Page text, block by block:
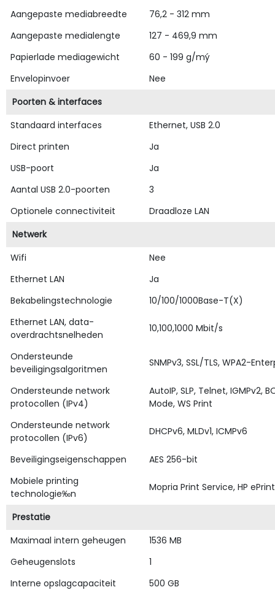
Aangepaste mediabreedte
76,2 - 312 mm
Aangepaste medialengte
127 - 469,9 mm
Papierlade mediagewicht
60 - 199 g/mý
Envelopinvoer
Nee
Poorten & interfaces
Standaard interfaces
Ethernet, USB 2.0
Direct printen
Ja
USB-poort
Ja
Aantal USB 2.0-poorten
3
Optionele connectiviteit
Draadloze LAN
Netwerk
Wifi
Nee
Ethernet LAN
Ja
Bekabelingstechnologie
10/100/1000Base-T(X)
Ethernet LAN, data-
overdrachtsnelheden
10,100,1000 Mbit/s
Ondersteunde
beveiligingsalgoritmen
SNMPv3, SSL/TLS, WPA2-
Ondersteunde network
protocollen (IPv4)
AutoIP, SLP, Telnet, IGMPv2,
Mode, WS Print
Ondersteunde network
protocollen (IPv6)
DHCPv6, MLDv1, ICMPv6
Beveiligingseigenschappen
AES 256-bit
Mobiele printing
technologie‰n
Mopria Print Service, HP
Prestatie
Maximaal intern geheugen
1536 MB
Geheugenslots
1
Interne opslagcapaciteit
500 GB